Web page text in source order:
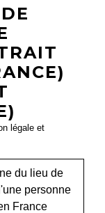
légale et
du lieu de
personne
France